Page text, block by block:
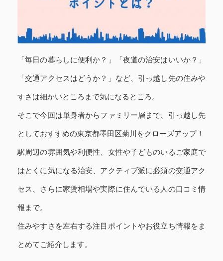
「毎日の暮らしに便利か？」「夜道の治安はいいか？」
「交通アクセスはどうか？」など、引っ越し先の住みや
すさは細かいところまで気になるところ。
そこで今回は単身者からファミリー層まで、引っ越し先
としておすすめの東京都墨田区菊川をクローズアップ！
駅周辺の雰囲気や利便性、女性や子どものいるご家庭で
はとくに気になる治安、アクティブ派に必須の交通アク
セス、さらに家賃相場や実際に住んでいる人の口コミ情
報まで。
住みやすさを左右する注目ポイントやお役立ち情報をま
とめてご紹介します。